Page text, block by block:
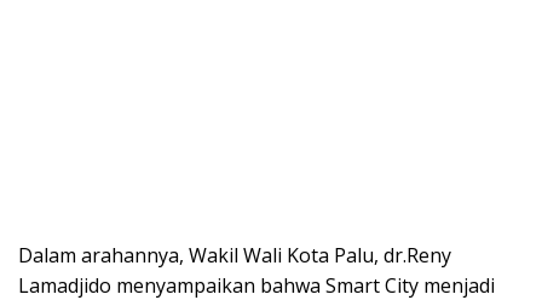
Dalam arahannya, Wakil Wali Kota Palu, dr.Reny
Lamadjido menyampaikan bahwa Smart City menjadi